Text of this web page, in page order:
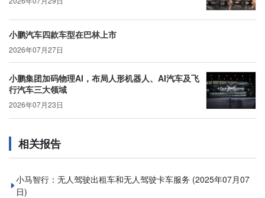
小鹏汽车四款车型在巴林上市
2026年07月27日
小鹏集团加码物理AI，布局人形机器人、AI汽车及飞
行汽车三大领域
2026年07月23日
相关报告
小马智行：无人驾驶出租车和无人驾驶卡车服务 (2025年07月07
日)